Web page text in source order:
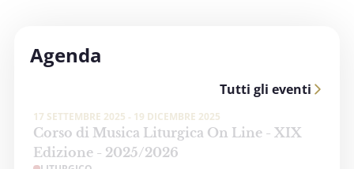
Agenda
Tutti gli eventi
17 SETTEMBRE 2025 - 19 DICEMBRE 2025
Corso di Musica Liturgica On Line - XIX
Edizione - 2025/2026